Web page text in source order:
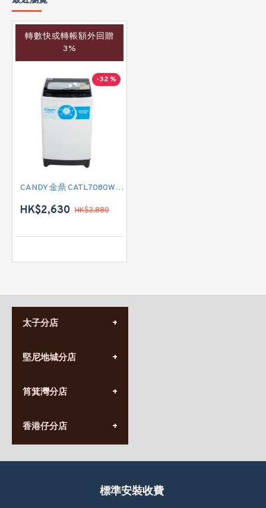
轉數快或轉帳額外回贈
3%
-32 %
CANDY 金鼎 CATL7080WKI 變頻日式全自動洗衣機 (8 公斤 700轉/分鐘)
HK$2,630 HK$3,880
太子分店
營業時間:
九龍太子太子道西141號
堅尼地城分店
營業時間:
香港堅尼地城卑路乍街
(堅尼地城地鐵站B出口)
筲箕灣分店
營業時間:
(10:00am-20:30pm)
香港仔分店
營業時間:
香港香港仔成都道20-28號標準安裝收費